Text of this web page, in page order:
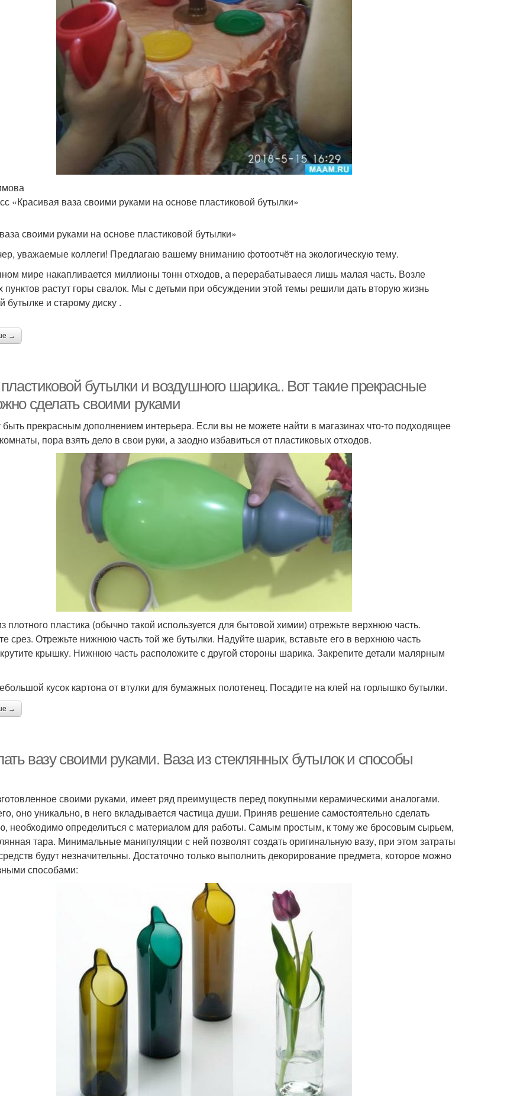
Ваза в технике Ваза для сада
Изысканная ваза
«Красивая ваза своими руками на основе пластиковой бутылки»
своими руками на основе пластиковой бутылки»
уважаемые коллеги! Предлагаю вашему вниманию фотоотчёт на экологическую тему.
мире накапливается миллионы тонн отходов, а перерабатываеся лишь малая часть. Возле
пунктов растут горы свалок. Мы с детьми при обсуждении этой темы решили дать вторую жизнь
бутылке и старому диску .
→
бутылки и воздушного шарика.. Вот такие прекрасные
сделать своими руками
прекрасным дополнением интерьера. Если вы не можете найти в магазинах что-то подходящее
пора взять дело в свои руки, а заодно избавиться от пластиковых отходов.
плотного пластика (обычно такой используется для бытовой химии) отрежьте верхнюю часть.
срез. Отрежьте нижнюю часть той же бутылки. Надуйте шарик, вставьте его в верхнюю часть
крышку. Нижнюю часть расположите с другой стороны шарика. Закрепите детали малярным
кусок картона от втулки для бумажных полотенец. Посадите на клей на горлышко бутылки.
→
вазу своими руками. Ваза из стеклянных бутылок и способы
своими руками, имеет ряд преимуществ перед покупными керамическими аналогами.
оно уникально, в него вкладывается частица души. Приняв решение самостоятельно сделать
необходимо определиться с материалом для работы. Самым простым, к тому же бросовым сырьем,
тара. Минимальные манипуляции с ней позволят создать оригинальную вазу, при этом затраты
будут незначительны. Достаточно только выполнить декорирование предмета, которое можно
способами: